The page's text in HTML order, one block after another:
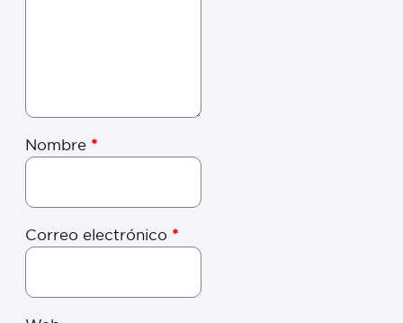
Nombre *
Correo electrónico *